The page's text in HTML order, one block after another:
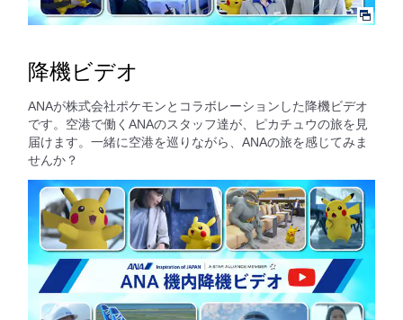
降機ビデオ
ANAが株式会社ポケモンとコラボレーションした降機ビデオ
です。空港で働くANAのスタッフ達が、ピカチュウの旅を見
届けます。一緒に空港を巡りながら、ANAの旅を感じてみま
せんか？